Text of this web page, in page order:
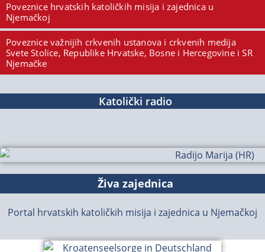
Poveznice hrvatskih katoličkih misija i zajednica u
Njemačkoj
Poveznice važnijih crkvenih ustanova i crkvenih medija
Svete Stolice, Republike Hrvatske, Bosne i Hercegovine i SR
Njemačke
Katolički radio
Živa zajednica
Portal hrvatskih katoličkih misija i zajednica u Njemačkoj